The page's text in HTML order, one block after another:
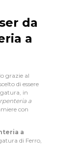
da
a
grazie al
di essere
in
a
con
a
di Ferro,